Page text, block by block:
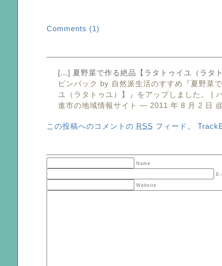
Comments (1)
[...] 夏野菜で作る絶品【ラタトゥイユ（ラタ
ピンバック by 自然派生活のすすめ『夏野菜
ユ（ラタトゥユ）】』をアップしました。 |
進市の地域情報サイト — 2011 年 8 月 2 日
この投稿へのコメントの RSS フィード。
Name
Website